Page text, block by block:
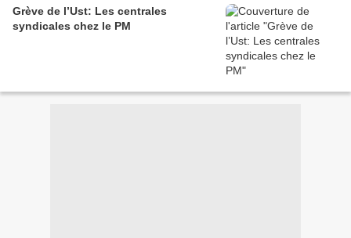
Grève de l’Ust: Les centrales
syndicales chez le PM